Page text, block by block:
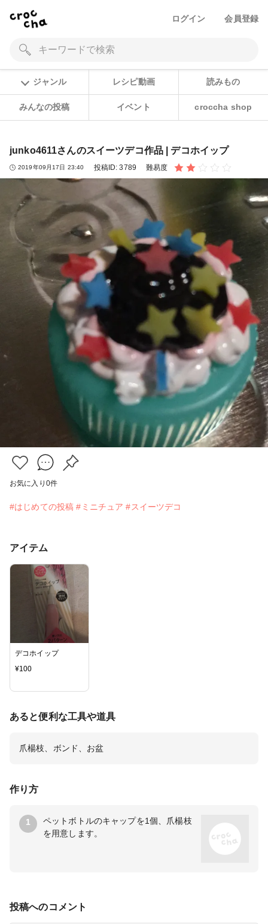
ログイン 会員登録
ジャンル レシピ動画 読みもの
みんなの投稿 イベント croccha shop
junko4611さんのスイーツデコ作品 | デコホイップ
2019年09月17日 23:40 投稿ID:3789 難易度
お気に入り 0件
#はじめての投稿 #ミニチュア #スイーツデコ
アイテム
デコホイップ
¥100
作り方
1
ペットボトルのキャップを1個、爪楊枝
を用意します。
あると便利な工具や道具
爪楊枝、ボンド、お盆
投稿へのコメント